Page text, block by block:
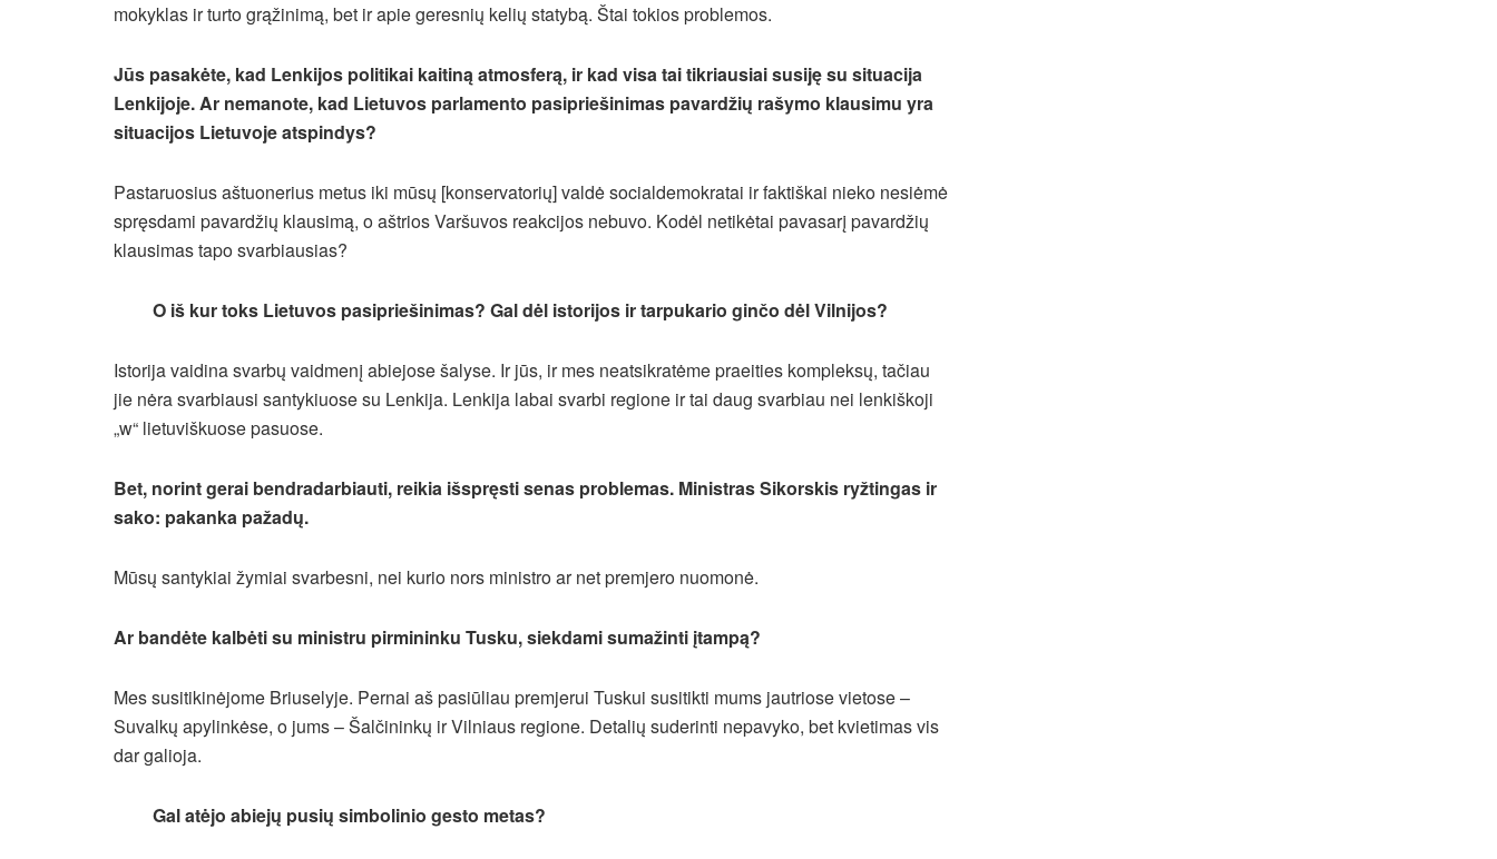
mokyklas ir turto grąžinimą, bet ir apie geresnių kelių statybą. Štai tokios problemos.
Jūs pasakėte, kad Lenkijos politikai kaitiną atmosferą, ir kad visa tai tikriausiai susiję su situacija
Lenkijoje. Ar nemanote, kad Lietuvos parlamento pasipriešinimas pavardžių rašymo klausimu yra
situacijos Lietuvoje atspindys?
Pastaruosius aštuonerius metus iki mūsų [konservatorių] valdė socialdemokratai ir faktiškai nieko nesiėmė
spręsdami pavardžių klausimą, o aštrios Varšuvos reakcijos nebuvo. Kodėl netikėtai pavasarį pavardžių
klausimas tapo svarbiausias?
O iš kur toks Lietuvos pasipriešinimas? Gal dėl istorijos ir tarpukario ginčo dėl Vilnijos?
Istorija vaidina svarbų vaidmenį abiejose šalyse. Ir jūs, ir mes neatsikratėme praeities kompleksų, tačiau
jie nėra svarbiausi santykiuose su Lenkija. Lenkija labai svarbi regione ir tai daug svarbiau nei lenkiškoji
„w“ lietuviškuose pasuose.
Bet, norint gerai bendradarbiauti, reikia išspręsti senas problemas. Ministras Sikorskis ryžtingas ir
sako: pakanka pažadų.
Mūsų santykiai žymiai svarbesni, nei kurio nors ministro ar net premjero nuomonė.
Ar bandėte kalbėti su ministru pirmininku Tusku, siekdami sumažinti įtampą?
Mes susitikinėjome Briuselyje. Pernai aš pasiūliau premjerui Tuskui susitikti mums jautriose vietose –
Suvalkų apylinkėse, o jums – Šalčininkų ir Vilniaus regione. Detalių suderinti nepavyko, bet kvietimas vis
dar galioja.
Gal atėjo abiejų pusių simbolinio gesto metas?